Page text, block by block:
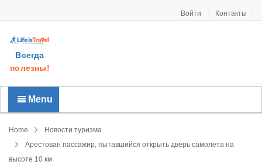
Войти Контакты
Всегда
полезны!
Menu
Home
Новости туризма
Арестован пассажир, пытавшийся открыть дверь самолета на
высоте 10 км